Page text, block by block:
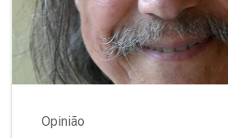
Opinião